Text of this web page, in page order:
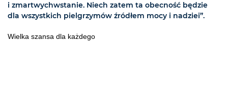
i zmartwychwstanie. Niech zatem ta obecność będzie
dla wszystkich pielgrzymów źródłem mocy i nadziei”.
Wielka szansa dla każdego